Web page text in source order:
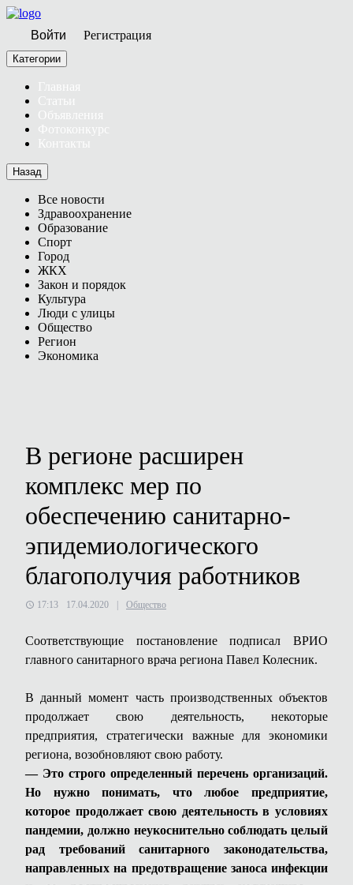
Войти Регистрация
Категории
Главная
Статьи
Объявления
Фотоконкурс
Контакты
Назад
Все новости
Здравоохранение
Образование
Спорт
Город
ЖКХ
Закон и порядок
Культура
Люди с улицы
Общество
Регион
Экономика
В регионе расширен
комплекс мер по
обеспечению санитарно-
эпидемиологического
благополучия работников
17:13 17.04.2020 Общество
Соответствующие постановление подписал ВРИО
главного санитарного врача региона Павел Колесник.
В данный момент часть производственных объектов
продолжает свою деятельность, некоторые
предприятия, стратегически важные для экономики
региона, возобновляют свою работу.
— Это строго определенный перечень организаций.
Но нужно понимать, что любое предприятие,
которое продолжает свою деятельность в условиях
пандемии, должно неукоснительно соблюдать целый
рад требований санитарного законодательства,
направленных на предотвращение заноса инфекции